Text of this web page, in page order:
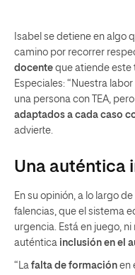
Isabel se detiene en algo
camino por recorrer
docente que atiende este
Especiales: “Nuestra
una persona con TEA,
adaptados a cada caso
advierte.
Una auténtica
En su opinión, a lo largo
falencias, que el sistema
urgencia. Está en juego,
auténtica inclusión en el
“La falta de formación en